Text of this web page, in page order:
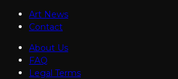
Art News
Contact
About Us
FAQ
Legal Terms